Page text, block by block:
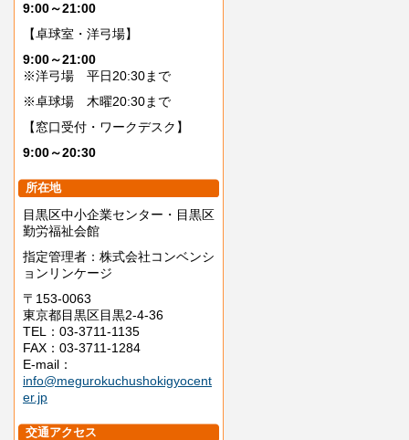
9:00～21:00
【卓球室・洋弓場】
9:00～21:00
※洋弓場 平日20:30まで
※卓球場 木曜20:30まで
【窓口受付・ワークデスク】
9:00～20:30
所在地
目黒区中小企業センター・目黒区
勤労福祉会館
指定管理者：株式会社コンベンシ
ョンリンケージ
〒153-0063
東京都目黒区目黒2-4-36
TEL：03-3711-1135
FAX：03-3711-1284
E-mail：
info@megurokuchushokigyocent
er.jp
交通アクセス